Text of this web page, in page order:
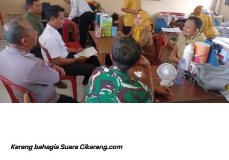
Karang bahagia Suara Cikarang.com